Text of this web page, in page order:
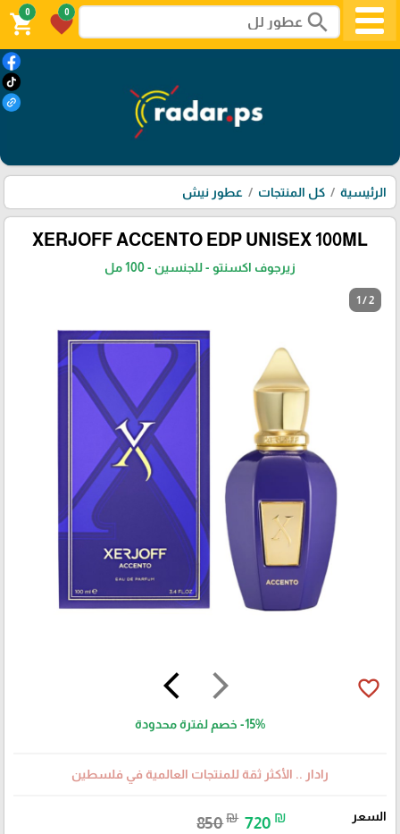
search
0
favorite
0
shopping_cart
الرئيسية كل المنتجات عطور نيش
XERJOFF ACCENTO EDP UNISEX 100ML
زيرجوف اكسنتو - للجنسين - 100 مل
1 / 2
arrow_forward_ios
arrow_back_ios favorite_border
-15% خصم لفترة محدودة
رادار .. الأكثر ثقة للمنتجات العالمية في فلسطين
السعر 850₪ 720 ₪